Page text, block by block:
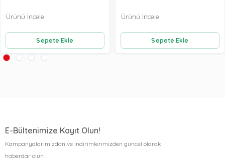
Sepete Ekle
Ürünü İncele
Sepete Ekle
Ürünü İncele
E-Bültenimize Kayıt Olun!
Kampanyalarımızdan ve indirimlerimizden güncel olarak
haberdar olun.